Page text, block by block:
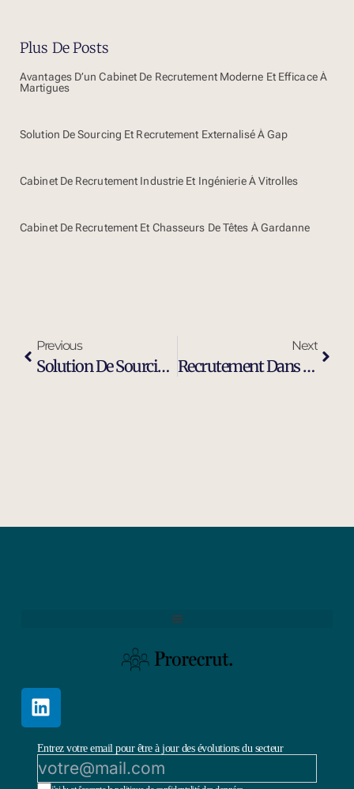
Plus De Posts
Avantages D’un Cabinet De Recrutement Moderne Et Efficace À
Martigues
Solution De Sourcing Et Recrutement Externalisé À Gap
Cabinet De Recrutement Industrie Et Ingénierie À Vitrolles
Cabinet De Recrutement Et Chasseurs De Têtes À Gardanne
Previous
Solution De Sourcing Et Recrutement Externalisé À Vitrolles
Next
Recrutement Dans L’industrie À Vitrolles
Entrez votre email pour être à jour des évolutions du secteur